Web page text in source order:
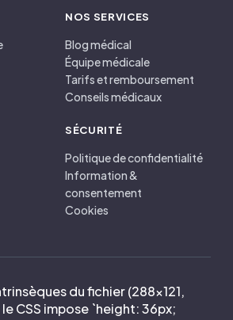
NOS SERVICES
Blog médical
Équipe médicale
Tarifs et remboursement
Conseils médicaux
SÉCURITÉ
Politique de confidentialité
Information &
consentement
Cookies
du fichier (288×121,
CSS impose `height: 36px;